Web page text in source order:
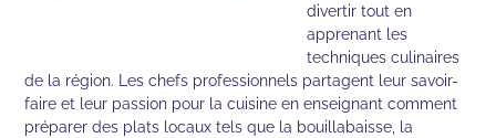
divertir tout en
apprenant les
techniques culinaires
de la région. Les chefs professionnels partagent leur savoir-
faire et leur passion pour la cuisine en enseignant comment
préparer des plats locaux tels que la bouillabaisse, la